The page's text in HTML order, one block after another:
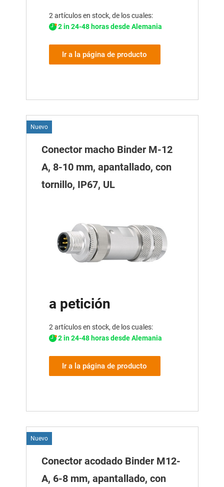
2 artículos en stock, de los cuales:
2 in 24-48 horas desde Alemania
Ir a la página de producto
Nuevo
Conector macho Binder M-12
A, 8-10 mm, apantallado, con
tornillo, IP67, UL
a petición
2 artículos en stock, de los cuales:
2 in 24-48 horas desde Alemania
Ir a la página de producto
Nuevo
Conector acodado Binder M12-
A, 6-8 mm, apantallado, con